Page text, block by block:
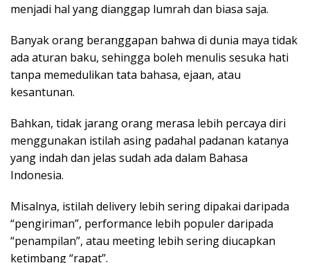
menjadi hal yang dianggap lumrah dan biasa saja.
Banyak orang beranggapan bahwa di dunia maya tidak
ada aturan baku, sehingga boleh menulis sesuka hati
tanpa memedulikan tata bahasa, ejaan, atau
kesantunan.
Bahkan, tidak jarang orang merasa lebih percaya diri
menggunakan istilah asing padahal padanan katanya
yang indah dan jelas sudah ada dalam Bahasa
Indonesia.
Misalnya, istilah delivery lebih sering dipakai daripada
“pengiriman”, performance lebih populer daripada
“penampilan”, atau meeting lebih sering diucapkan
ketimbang “rapat”.